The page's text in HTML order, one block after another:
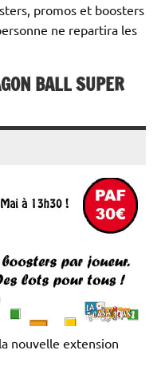
promos et boosters
ne repartira les
BALL SUPER
nouvelle extension